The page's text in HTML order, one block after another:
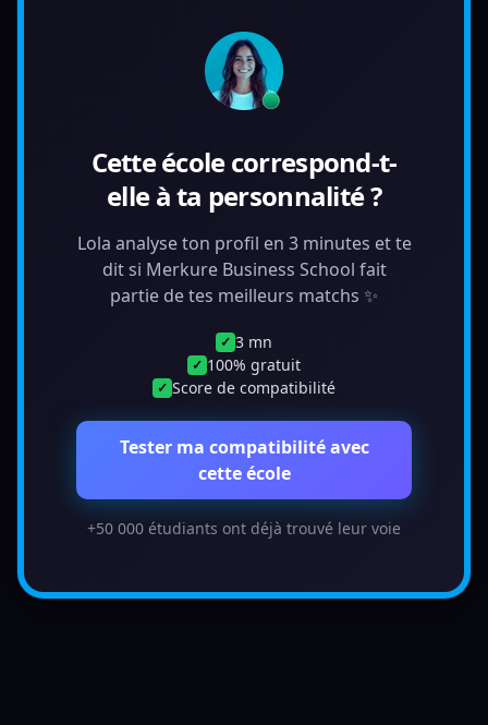
Cette école correspond-t-
elle à ta personnalité ?
Lola analyse ton profil en 3 minutes et te
dit si Merkure Business School fait
partie de tes meilleurs matchs ✨
✓ 3 mn
✓ 100% gratuit
✓ Score de compatibilité
Tester ma compatibilité avec
cette école
+50 000 étudiants ont déjà trouvé leur voie